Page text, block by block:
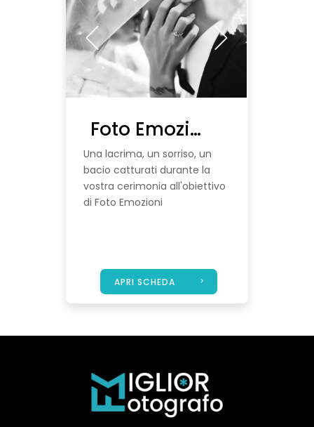
Foto Emozioni | Scheda Prova
Una lacrima, un sorriso, un
bacio catturati durante la
vostra cerimonia all'obiettivo
di Foto Emozioni
APRI SCHEDA